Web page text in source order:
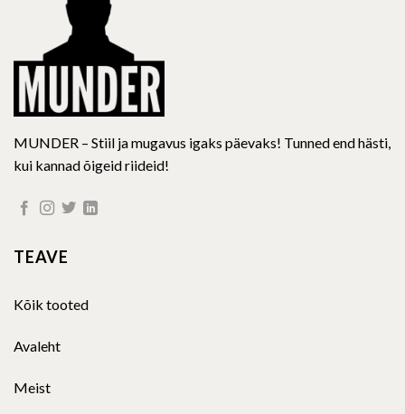
on
the
product
page
MUNDER – Stiil ja mugavus igaks päevaks! Tunned end hästi,
kui kannad õigeid riideid!
TEAVE
Kõik tooted
Avaleht
Meist